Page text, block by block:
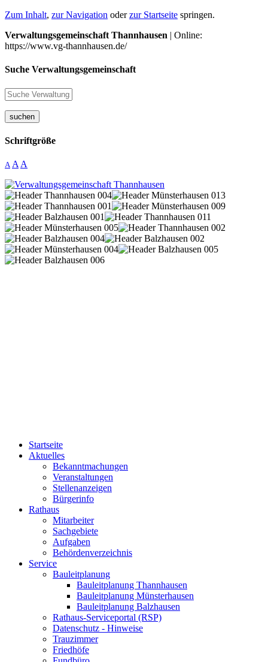
Zum Inhalt, zur Navigation oderzur Startseite springen.
Verwaltungsgemeinschaft Thannhausen | Online:
https://www.vg-thannhausen.de/
Suche Verwaltungsgemeinschaft
suchen
Schriftgröße
A A A
Startseite
Aktuelles
Bekanntmachungen
Veranstaltungen
Stellenanzeigen
Bürgerinfo
Rathaus
Mitarbeiter
Sachgebiete
Aufgaben
Behördenverzeichnis
Service
Bauleitplanung
Bauleitplanung Thannhausen
Bauleitplanung Münsterhausen
Bauleitplanung Balzhausen
Rathaus-Serviceportal (RSP)
Datenschutz - Hinweise
Trauzimmer
Friedhöfe